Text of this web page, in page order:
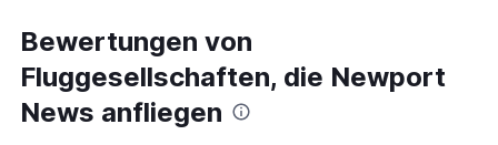
categories.
Range:
14
categories.
The
Bewertungen von
Fluggesellschaften, die Newport
News anfliegen